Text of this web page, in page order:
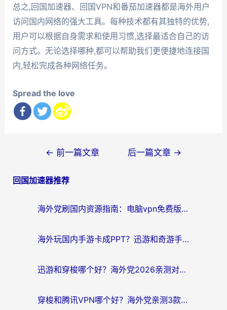
总之,回国加速器、回国VPN和番茄加速器都是海外用户
访问国内网络的强大工具。每种技术都有其独特的优势,
用户可以根据自身需求和使用习惯,选择最适合自己的访
问方式。无论选择哪种,都可以帮助我们更便捷地连接国
内,轻松完成各种网络任务。
Spread the love
导
← 前一篇文章 后一篇文章 →
回国加速器推荐
海外党刷国内资源指南：电脑vpn免费版真的能用吗？选对加速器才是关键
海外玩国内手游卡成PPT？迅游和奇游手游哪个好？附真实VPN评测及番茄加速器体验
迅游和穿梭哪个好？海外党2026亲测对比+免费vs付费选择指南，附番茄加速器实测体验
穿梭和腾讯VPN哪个好？海外党亲测3款热门回国加速器，附避坑指南